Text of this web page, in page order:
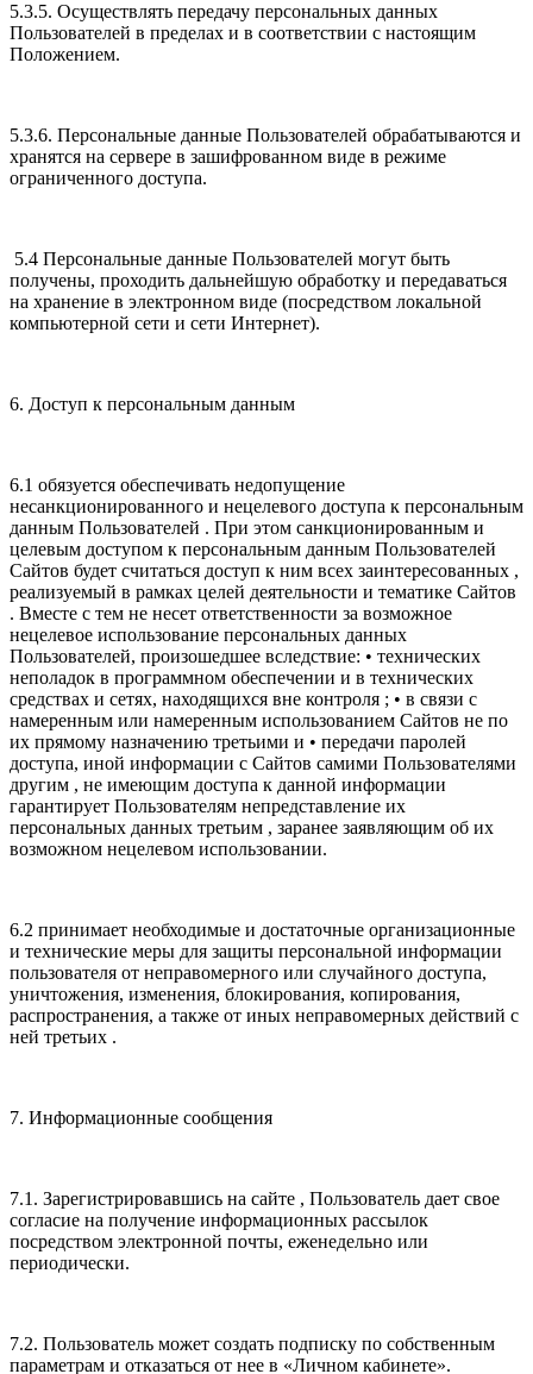
5.3.5. Осуществлять передачу персональных данных
Пользователей в пределах и в соответствии с настоящим
Положением.
5.3.6. Персональные данные Пользователей обрабатываются и
хранятся на сервере в зашифрованном виде в режиме
ограниченного доступа.
5.4 Персональные данные Пользователей могут быть
получены, проходить дальнейшую обработку и передаваться
на хранение в электронном виде (посредством локальной
компьютерной сети и сети Интернет).
6. Доступ к персональным данным
6.1 обязуется обеспечивать недопущение
несанкционированного и нецелевого доступа к персональным
данным Пользователей . При этом санкционированным и
целевым доступом к персональным данным Пользователей
Сайтов будет считаться доступ к ним всех заинтересованных ,
реализуемый в рамках целей деятельности и тематике Сайтов
. Вместе с тем не несет ответственности за возможное
нецелевое использование персональных данных
Пользователей, произошедшее вследствие: • технических
неполадок в программном обеспечении и в технических
средствах и сетях, находящихся вне контроля ; • в связи с
намеренным или намеренным использованием Сайтов не по
их прямому назначению третьими и • передачи паролей
доступа, иной информации с Сайтов самими Пользователями
другим , не имеющим доступа к данной информации
гарантирует Пользователям непредставление их
персональных данных третьим , заранее заявляющим об их
возможном нецелевом использовании.
6.2 принимает необходимые и достаточные организационные
и технические меры для защиты персональной информации
пользователя от неправомерного или случайного доступа,
уничтожения, изменения, блокирования, копирования,
распространения, а также от иных неправомерных действий с
ней третьих .
7. Информационные сообщения
7.1. Зарегистрировавшись на сайте , Пользователь дает свое
согласие на получение информационных рассылок
посредством электронной почты, еженедельно или
периодически.
7.2. Пользователь может создать подписку по собственным
параметрам и отказаться от нее в «Личном кабинете».